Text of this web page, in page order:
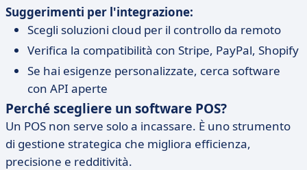
Suggerimenti per l'integrazione:
Scegli soluzioni cloud per il controllo da remoto
Verifica la compatibilità con Stripe, PayPal, Shopify
Se hai esigenze personalizzate, cerca software
con API aperte
Perché scegliere un software POS?
Un POS non serve solo a incassare. È uno strumento
di gestione strategica che migliora efficienza,
precisione e redditività.